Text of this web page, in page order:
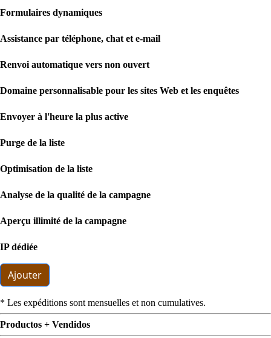
Formulaires dynamiques
Assistance par téléphone, chat et e-mail
Renvoi automatique vers non ouvert
Domaine personnalisable pour les sites Web et les enquêtes
Envoyer à l'heure la plus active
Purge de la liste
Optimisation de la liste
Analyse de la qualité de la campagne
Aperçu illimité de la campagne
IP dédiée
Ajouter
* Les expéditions sont mensuelles et non cumulatives.
Productos + Vendidos